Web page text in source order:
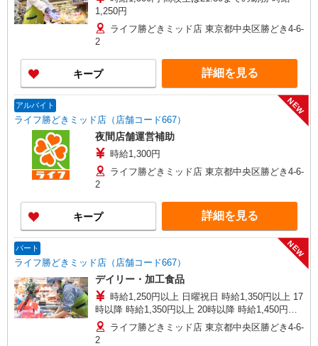
1,250円
ライフ勝どきミッド店 東京都中央区勝どき4-6-
2
キープ 詳細を見る
アルバイト
ライフ勝どきミッド店（店舗コード667）
NEW
夜間店舗運営補助
時給1,300円
ライフ勝どきミッド店 東京都中央区勝どき4-6-
2
キープ 詳細を見る
パート
ライフ勝どきミッド店（店舗コード667）
NEW
デイリー・加工食品
時給1,250円以上 日曜祝日 時給1,350円以上 17
時以降 時給1,350円以上 20時以降 時給1,450円以
上
ライフ勝どきミッド店 東京都中央区勝どき4-6-
2